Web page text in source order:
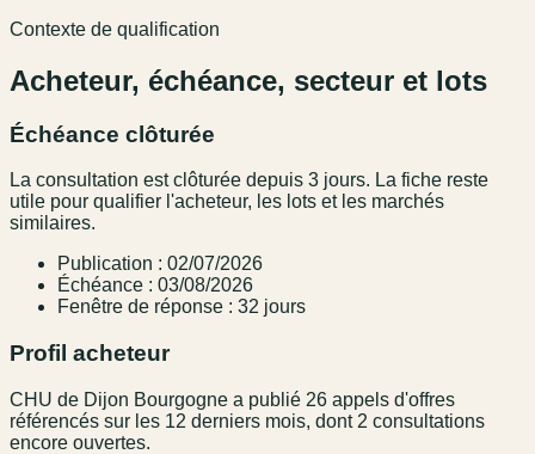
Contexte de qualification
Acheteur, échéance, secteur et lots
Échéance clôturée
La consultation est clôturée depuis 3 jours. La fiche reste
utile pour qualifier l'acheteur, les lots et les marchés
similaires.
Publication : 02/07/2026
Échéance : 03/08/2026
Fenêtre de réponse : 32 jours
Profil acheteur
CHU de Dijon Bourgogne a publié 26 appels d'offres
référencés sur les 12 derniers mois, dont 2 consultations
encore ouvertes.